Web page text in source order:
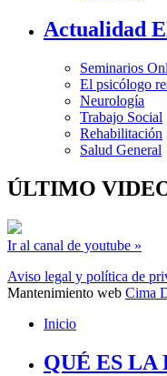
Actualidad
Seminarios
El psicólogo
Neurología
Trabajo Social
Rehabilitación
Salud General
ÚLTIMO
Ir al canal de youtube »
Aviso legal y política de
Mantenimiento web Cima
Inicio
QUÉ ES LA